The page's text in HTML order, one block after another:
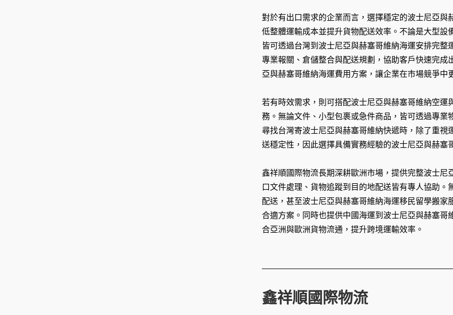
對於有出口需求的企業而言，選擇穩定的波士尼亞與
低整體運輸成本並提升貨物配送效率。不論是大型設
皆可透過台灣到波士尼亞與赫塞哥維納海運安排完整
專業報關、倉儲整合與配送規劃，協助客戶快速完成
亞與赫塞哥維納海運費用方案，讓企業在市場競爭中
若有時效需求，則可搭配波士尼亞與赫塞哥維納空運
務。無論文件、小型包裹或急件商品，皆可透過專業
尋找台灣寄波士尼亞與赫塞哥維納快遞時，除了重視
送穩定性，因此選擇具備實務經驗的波士尼亞與赫塞
鑫祥順國際物流長期深耕歐洲市場，提供完整波士尼
口文件處理、貨物追蹤到目的地配送皆有專人協助。
配送，甚至波士尼亞與赫塞哥維納海運移民留學搬家
合適方案。同時也提供中國海運到波士尼亞與赫塞哥
合亞洲與歐洲貨物流通，提升跨境運輸效率。
鑫祥順國際物流